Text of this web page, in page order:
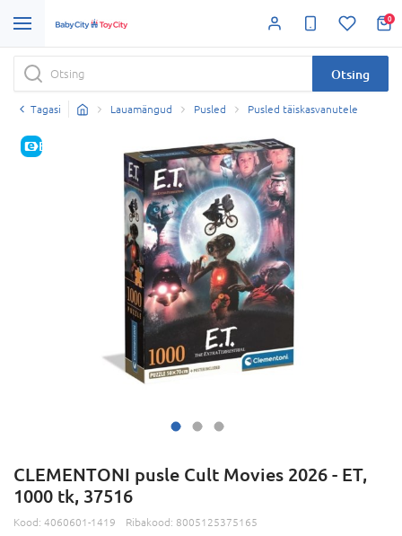
0
Otsing
Tagasi Lauamängud Pusled Pusled täiskasvanutele
E-HIND
CLEMENTONI pusle Cult Movies 2026 - ET,
1000 tk, 37516
Kood: 4060601-1419 Ribakood: 8005125375165